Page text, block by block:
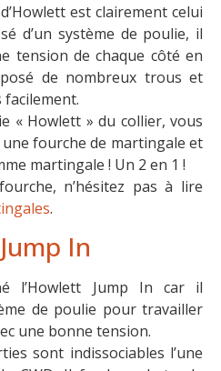
est clairement celui
d’un système de poulie, il
tension de chaque côté en
de nombreux trous et
« Howlett » du collier, vous
fourche de martingale et
martingale ! Un 2 en 1 !
n’hésitez pas à lire
.
Jump In
l’Howlett Jump In car il
de poulie pour travailler
une bonne tension.
sont indissociables l’une